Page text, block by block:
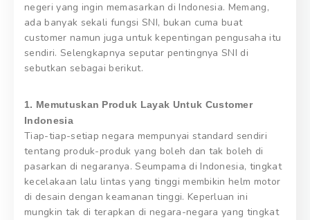
negeri yang ingin memasarkan di Indonesia. Memang,
ada banyak sekali fungsi SNI, bukan cuma buat
customer namun juga untuk kepentingan pengusaha itu
sendiri. Selengkapnya seputar pentingnya SNI di
sebutkan sebagai berikut.
1. Memutuskan Produk Layak Untuk Customer
Indonesia
Tiap-tiap-setiap negara mempunyai standard sendiri
tentang produk-produk yang boleh dan tak boleh di
pasarkan di negaranya. Seumpama di Indonesia, tingkat
kecelakaan lalu lintas yang tinggi membikin helm motor
di desain dengan keamanan tinggi. Keperluan ini
mungkin tak di terapkan di negara-negara yang tingkat